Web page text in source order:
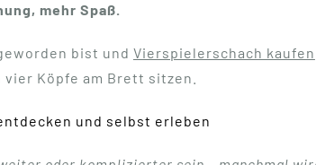
mehr Spaß.
bist und Vierspielerschach kaufen
Köpfe am Brett sitzen.
und selbst erleben